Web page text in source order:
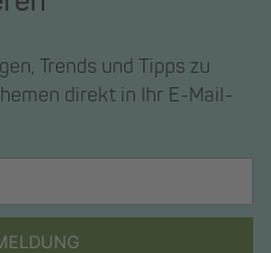
Trends und Tipps zu
direkt in Ihr E-Mail-